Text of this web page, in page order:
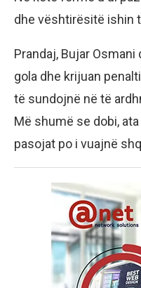
dhe vështirësitë ishin
Prandaj, Bujar
gola dhe krijuan
të sundojnë në të
Më shumë se dobi,
pasojat po i vuajnë